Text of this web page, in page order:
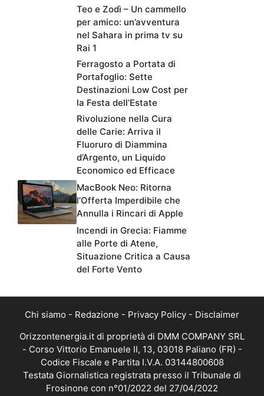
Teo e Zodì – Un cammello
per amico: un’avventura
nel Sahara in prima tv su
Rai 1
Ferragosto a Portata di
Portafoglio: Sette
Destinazioni Low Cost per
la Festa dell’Estate
Rivoluzione nella Cura
delle Carie: Arriva il
Fluoruro di Diammina
d’Argento, un Liquido
Economico ed Efficace
MacBook Neo: Ritorna
l’Offerta Imperdibile che
Annulla i Rincari di Apple
Incendi in Grecia: Fiamme
alle Porte di Atene,
Situazione Critica a Causa
del Forte Vento
Chi siamo - Redazione - Privacy Policy - Disclaimer
Orizzontenergia.it di proprietà di DMM COMPANY SRL
- Corso Vittorio Emanuele II, 13, 03018 Paliano (FR) -
Codice Fiscale e Partita I.V.A. 03144800608
Testata Giornalistica registrata presso il Tribunale di
Frosinone con n°01/2022 del 27/04/2022